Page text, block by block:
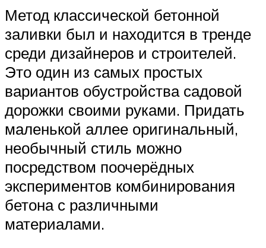
Метод классической бетонной
заливки был и находится в тренде
среди дизайнеров и строителей.
Это один из самых простых
вариантов обустройства садовой
дорожки своими руками. Придать
маленькой аллее оригинальный,
необычный стиль можно
посредством поочерёдных
экспериментов комбинирования
бетона с различными
материалами.